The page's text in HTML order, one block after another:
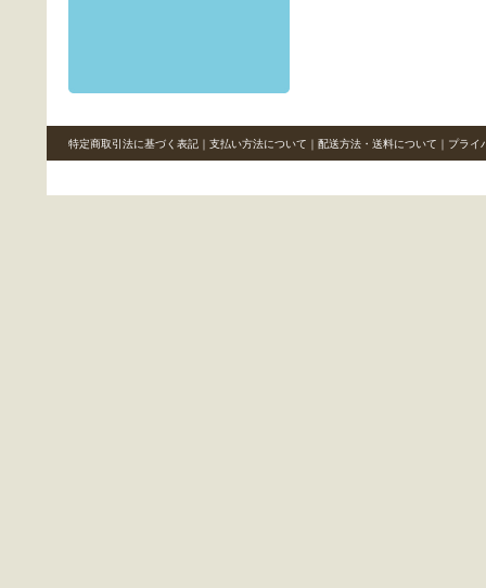
特定商取引法に基づく表記｜ 支払い方法について ｜ 配送方法・送料について ｜ プライ